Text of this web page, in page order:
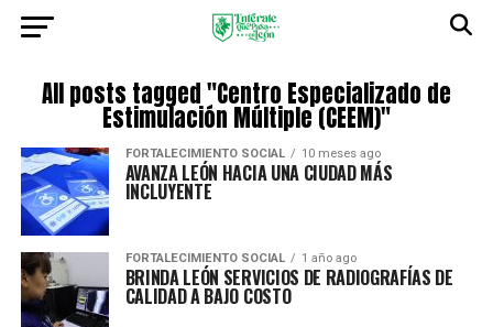
All posts tagged "Centro Especializado de
Estimulación Múltiple (CEEM)"
FORTALECIMIENTO SOCIAL 10 meses ago
AVANZA LEÓN HACIA UNA CIUDAD MÁS
INCLUYENTE
FORTALECIMIENTO SOCIAL 1 año ago
BRINDA LEÓN SERVICIOS DE RADIOGRAFÍAS DE
CALIDAD A BAJO COSTO